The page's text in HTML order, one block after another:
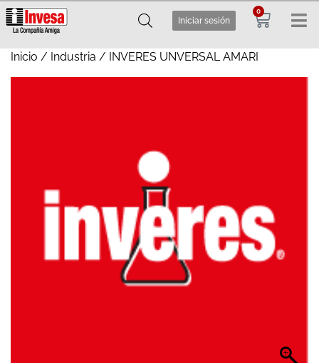
Iniciar sesión
0
Inicio / Industria / INVERES UNVERSAL AMARI